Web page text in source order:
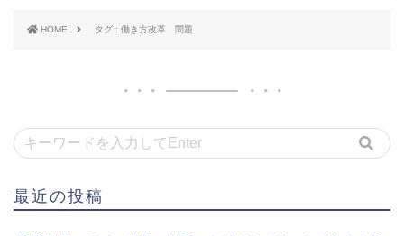
HOME タグ : 働き方改革 問題
最近の投稿